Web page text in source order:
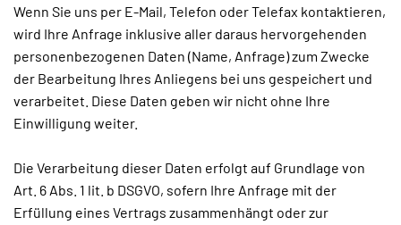
Wenn Sie uns per E-Mail, Telefon oder Telefax kontaktieren,
wird Ihre Anfrage inklusive aller daraus hervorgehenden
personenbezogenen Daten (Name, Anfrage) zum Zwecke
der Bearbeitung Ihres Anliegens bei uns gespeichert und
verarbeitet. Diese Daten geben wir nicht ohne Ihre
Einwilligung weiter.
Die Verarbeitung dieser Daten erfolgt auf Grundlage von
Art. 6 Abs. 1 lit. b DSGVO, sofern Ihre Anfrage mit der
Erfüllung eines Vertrags zusammenhängt oder zur